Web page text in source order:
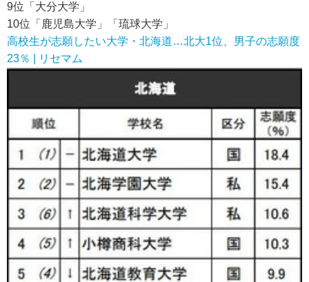
9位「大分大学」
10位「鹿児島大学」「琉球大学」
高校生が志願したい大学・北海道…北大1位、男子の志願度
23％ | リセマム